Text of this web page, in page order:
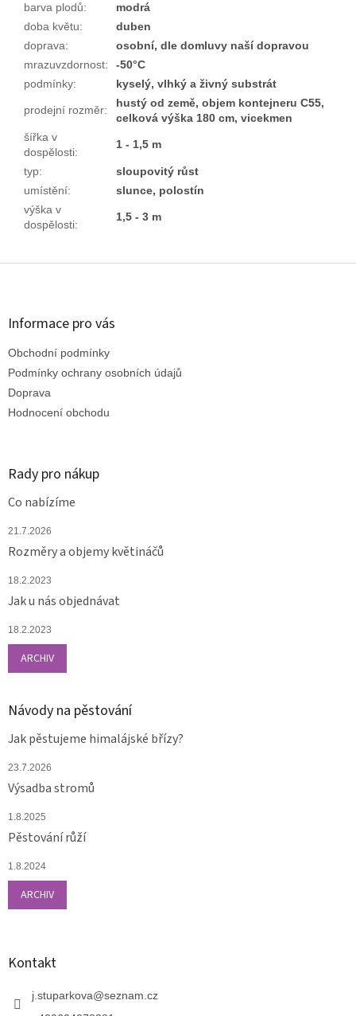
barva plodů:
modrá
doba květu:
duben
doprava:
osobní, dle domluvy naší dopravou
mrazuvzdornost:
-50°C
podmínky: kyselý, vlhký a živný substrát
prodejní rozměr:
hustý od země, objem kontejneru C55,
celková výška 180 cm, vicekmen
šířka v
dospělosti:
1 - 1,5 m
typ:
sloupovitý růst
umístění:
slunce, polostín
výška v
dospělosti:
1,5 - 3 m
Z
Informace pro vás
Obchodní podmínky
Podmínky ochrany osobních údajů
Doprava
Hodnocení obchodu
Rady pro nákup
Co nabízíme
21.7.2026
Rozměry a objemy květináčů
18.2.2023
Jak u nás objednávat
18.2.2023
ARCHIV
Návody na pěstování
Jak pěstujeme himalájské břízy?
23.7.2026
Výsadba stromů
1.8.2025
Pěstování růží
1.8.2024
ARCHIV
Kontakt
j.stuparkova@seznam.cz